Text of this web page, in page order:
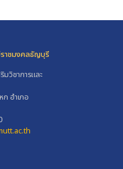
ราชมงคลธัญบุรี
มวิชาการและ
อำเภอ